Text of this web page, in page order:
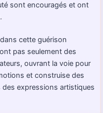
sont encouragés et ont
cette guérison
pas seulement des
ouvrant la voie pour
et construise des
expressions artistiques